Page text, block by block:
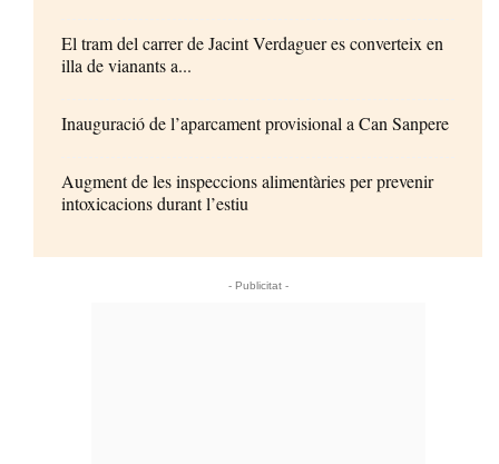
El tram del carrer de Jacint Verdaguer es converteix en
illa de vianants a...
Inauguració de l’aparcament provisional a Can Sanpere
Augment de les inspeccions alimentàries per prevenir
intoxicacions durant l’estiu
- Publicitat -